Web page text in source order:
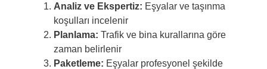
Analiz ve Ekspertiz: Eşyalar ve taşınma
koşulları incelenir
Planlama: Trafik ve bina kurallarına göre
zaman belirlenir
Paketleme: Eşyalar profesyonel şekilde